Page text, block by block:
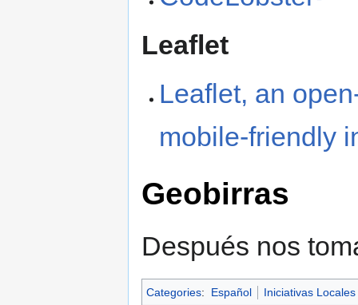
Leaflet
Leaflet, an
mobile-friendly
Geobirras
Después nos
Categories: Español Iniciativas Locales